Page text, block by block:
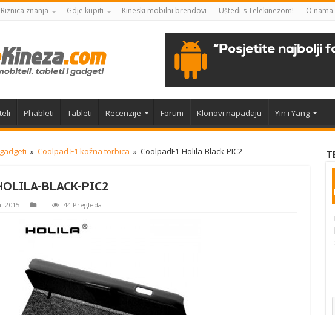
Riznica znanja Gdje kupiti Kineski mobilni brendovi Uštedi s Telekinezom! O nama
Phableti Tableti Recenzije Forum Klonovi napadaju Yin i Yang
» Coolpad F1 kožna torbica » CoolpadF1-Holila-Black-PIC2
BLACK-PIC2
2015 44 Pregleda